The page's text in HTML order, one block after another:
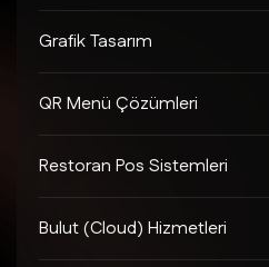
Grafik Tasarım
QR Menü Çözümleri
Restoran Pos Sistemleri
Bulut (Cloud) Hizmetleri